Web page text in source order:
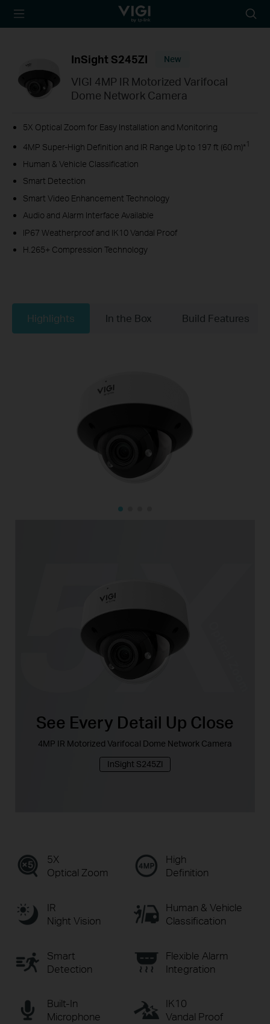
TP-Link, Reliably
icon
InSight S245ZI New
VIGI 4MP IR Motorized Varifocal
Dome Network Camera
5X Optical Zoom for Easy Installation and Monitoring
4MP Super-High Definition and IR Range Up to 197 ft (60 m)* 1
Human & Vehicle Classification
Smart Detection
Smart Video Enhancement Technology
Audio and Alarm Interface Available
IP67 Weatherproof and IK10 Vandal Proof
H.265+ Compression Technology
Highlights In the Box Build Features
See Every Detail Up Close
4MP IR Motorized Varifocal Dome Network Camera
InSight S245ZI
5X
Optical Zoom
High
Definition
IR
Night Vision
Human & Vehicle
Classification
Smart
Detection
Flexible Alarm
Integration
Built-In
Microphone
IK10
Vandal Proof